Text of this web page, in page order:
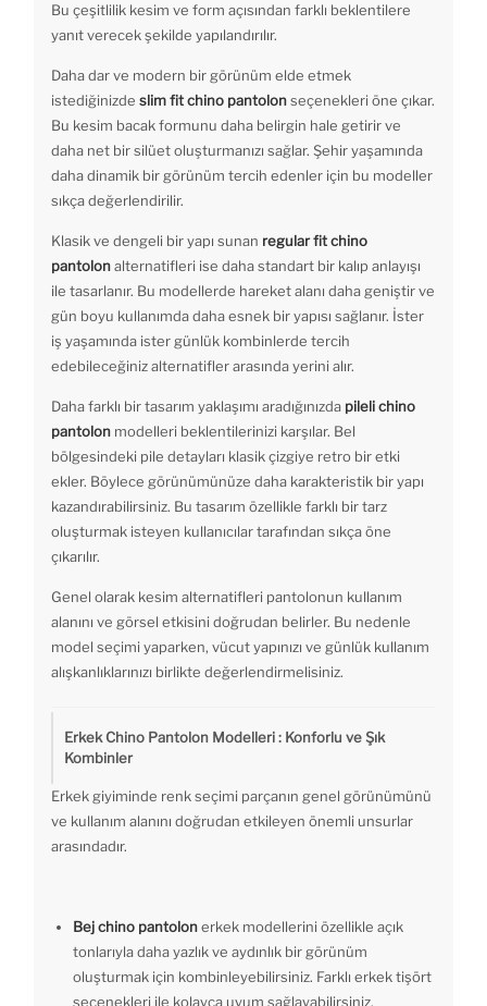
Bu çeşitlilik kesim ve form açısından farklı beklentilere
yanıt verecek şekilde yapılandırılır.
Daha dar ve modern bir görünüm elde etmek
istediğinizde slim fit chino pantolonseçenekleri öne çıkar.
Bu kesim bacak formunu daha belirgin hale getirir ve
daha net bir silüet oluşturmanızı sağlar. Şehir yaşamında
daha dinamik bir görünüm tercih edenler için bu modeller
sıkça değerlendirilir.
Klasik ve dengeli bir yapı sunan regular fit chino
pantolonalternatifleri ise daha standart bir kalıp anlayışı
ile tasarlanır. Bu modellerde hareket alanı daha geniştir ve
gün boyu kullanımda daha esnek bir yapısı sağlanır. İster
iş yaşamında ister günlük kombinlerde tercih
edebileceğiniz alternatifler arasında yerini alır.
Daha farklı bir tasarım yaklaşımı aradığınızda pileli chino
pantolon modelleri beklentilerinizi karşılar. Bel
bölgesindeki pile detayları klasik çizgiye retro bir etki
ekler. Böylece görünümünüze daha karakteristik bir yapı
kazandırabilirsiniz. Bu tasarım özellikle farklı bir tarz
oluşturmak isteyen kullanıcılar tarafından sıkça öne
çıkarılır.
Genel olarak kesim alternatifleri pantolonun kullanım
alanını ve görsel etkisini doğrudan belirler. Bu nedenle
model seçimi yaparken, vücut yapınızı ve günlük kullanım
alışkanlıklarınızı birlikte değerlendirmelisiniz.
Erkek Chino Pantolon Modelleri : Konforlu ve Şık
Kombinler
Erkek giyiminde renk seçimi parçanın genel görünümünü
ve kullanım alanını doğrudan etkileyen önemli unsurlar
arasındadır.
Bej chino pantolonerkek modellerini özellikle açık
tonlarıyla daha yazlık ve aydınlık bir görünüm
oluşturmak için kombinleyebilirsiniz. Farklı erkek tişört
seçenekleri ile kolayca uyum sağlayabilirsiniz.